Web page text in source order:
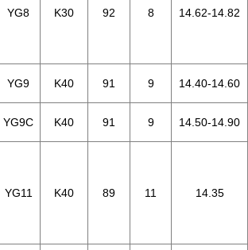
YG8 K30 92 8 14.62-14.82
YG9 K40 91 9 14.40-14.60
YG9C K40 91 9 14.50-14.90
YG11 K40 89 11 14.35